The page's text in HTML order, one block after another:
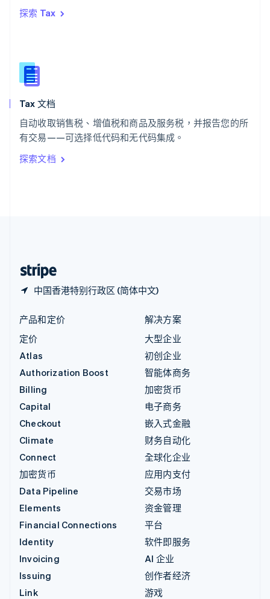
探索 Tax
Tax 文档
自动收取销售税、增值税和商品及服务税，并报告您的所
有交易——可选择低代码和无代码集成。
探索文档
中国香港特别行政区 (简体中文)
English
English
新西兰
匈牙利
意大利
ItalianoEnglish
印度
English
产品和定价
定价
Atlas
Authorization Boost
Billing
Capital
Checkout
Climate
Connect
加密货币
Data Pipeline
Elements
Financial Connections
Identity
Invoicing
Issuing
Link
解决方案
大型企业
初创企业
智能体商务
加密货币
电子商务
嵌入式金融
财务自动化
全球化企业
应用内支付
交易市场
资金管理
平台
软件即服务
AI 企业
创作者经济
游戏